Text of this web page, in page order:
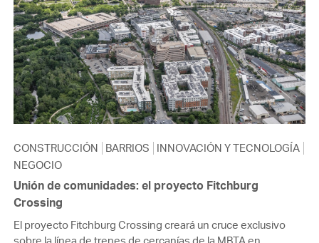
CONSTRUCCIÓN BARRIOS
INNOVACIÓN Y TECNOLOGÍA
NEGOCIO
Unión de comunidades: el proyecto Fitchburg
Crossing
El proyecto Fitchburg Crossing creará un cruce exclusivo